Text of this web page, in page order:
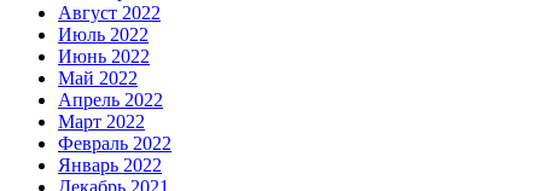
Август 2022
Июль 2022
Июнь 2022
Май 2022
Апрель 2022
Март 2022
Февраль 2022
Январь 2022
Декабрь 2021